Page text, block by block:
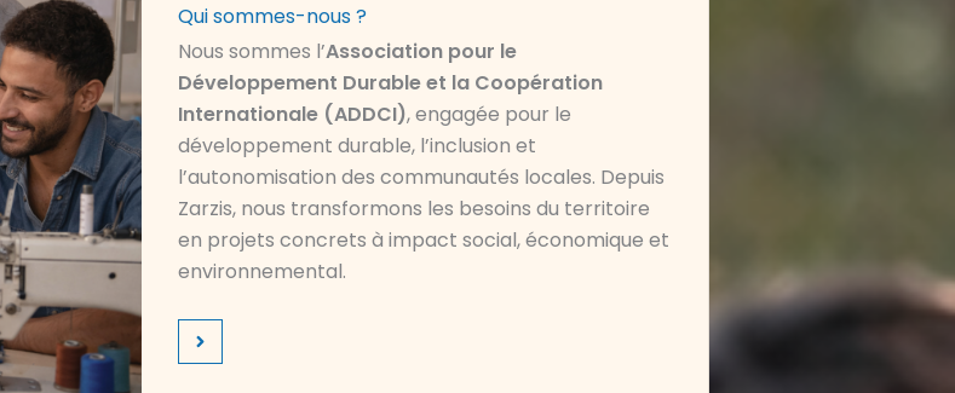
Qui sommes-nous ?
Nous sommes l’Association pour le
Développement Durable et la Coopération
Internationale (ADDCI), engagée pour le
développement durable, l’inclusion et
l’autonomisation des communautés locales. Depuis
Zarzis, nous transformons les besoins du territoire
en projets concrets à impact social, économique et
environnemental.